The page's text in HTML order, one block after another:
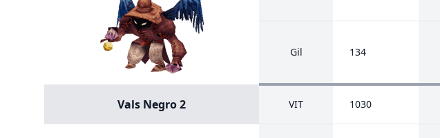
Gil 134
Vals Negro 2 VIT 1030